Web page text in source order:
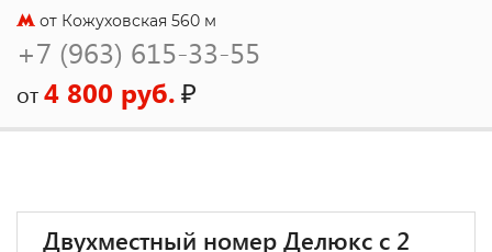
от Кожуховская 560 м
+7 (963) 615-33-55
от4 800 руб.₽
Двухместный номер Делюкс с 2